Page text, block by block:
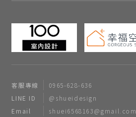
客服專線
0965-628-636
LINE ID
@shueidesign
Email
shuei6568163@gmail.com